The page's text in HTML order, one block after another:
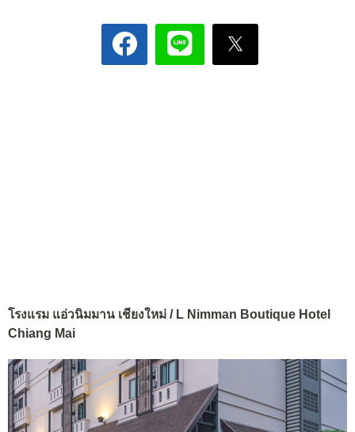
โรงแรม แอ่วนิมมาน เชียงใหม่ / L Nimman Boutique Hotel
Chiang Mai